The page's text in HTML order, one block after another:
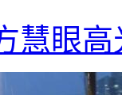
慧眼高